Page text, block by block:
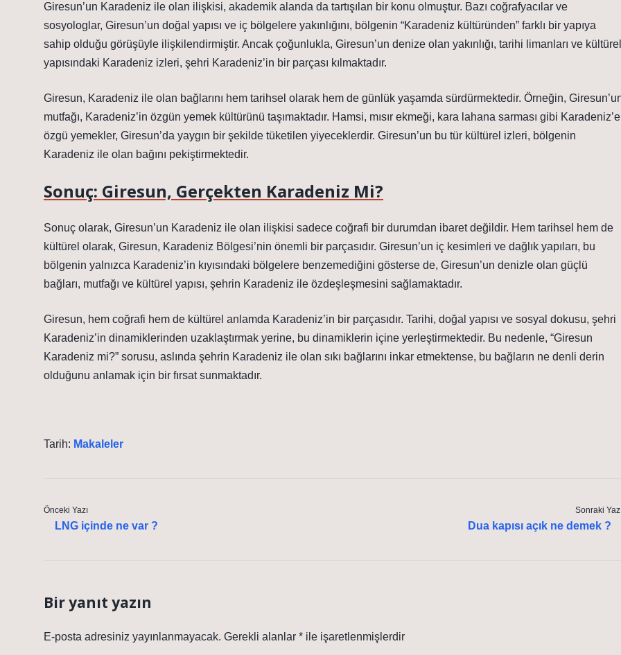
Giresun’un Karadeniz ile olan ilişkisi, akademik alanda da tartışılan bir konu olmuştur. Bazı coğrafyacılar ve
sosyologlar, Giresun’un doğal yapısı ve iç bölgelere yakınlığını, bölgenin “Karadeniz kültüründen” farklı bir yapıya
sahip olduğu görüşüyle ilişkilendirmiştir. Ancak çoğunlukla, Giresun’un denize olan yakınlığı, tarihi limanları ve kültürel
yapısındaki Karadeniz izleri, şehri Karadeniz’in bir parçası kılmaktadır.
Giresun, Karadeniz ile olan bağlarını hem tarihsel olarak hem de günlük yaşamda sürdürmektedir. Örneğin,
mutfağı, Karadeniz’in özgün yemek kültürünü taşımaktadır. Hamsi, mısır ekmeği, kara lahana sarması gibi Karadeniz’e
özgü yemekler, Giresun’da yaygın bir şekilde tüketilen yiyeceklerdir. Giresun’un bu tür kültürel izleri, bölgenin
Karadeniz ile olan bağını pekiştirmektedir.
Sonuç: Giresun, Gerçekten Karadeniz Mi?
Sonuç olarak, Giresun’un Karadeniz ile olan ilişkisi sadece coğrafi bir durumdan ibaret değildir. Hem tarihsel hem de
kültürel olarak, Giresun, Karadeniz Bölgesi’nin önemli bir parçasıdır. Giresun’un iç kesimleri ve dağlık yapıları, bu
bölgenin yalnızca Karadeniz’in kıyısındaki bölgelere benzemediğini gösterse de, Giresun’un denizle olan güçlü
bağları, mutfağı ve kültürel yapısı, şehrin Karadeniz ile özdeşleşmesini sağlamaktadır.
Giresun, hem coğrafi hem de kültürel anlamda Karadeniz’in bir parçasıdır. Tarihi, doğal yapısı ve sosyal dokusu, şehri
Karadeniz’in dinamiklerinden uzaklaştırmak yerine, bu dinamiklerin içine yerleştirmektedir. Bu nedenle, “Giresun
Karadeniz mi?” sorusu, aslında şehrin Karadeniz ile olan sıkı bağlarını inkar etmektense, bu bağların ne denli derin
olduğunu anlamak için bir fırsat sunmaktadır.
Tarih: Makaleler
Önceki Yazı
LNG içinde ne var ?
Sonraki
Dua kapısı açık ne demek ?
Bir yanıt yazın
E-posta adresiniz yayınlanmayacak. Gerekli alanlar * ile işaretlenmişlerdir